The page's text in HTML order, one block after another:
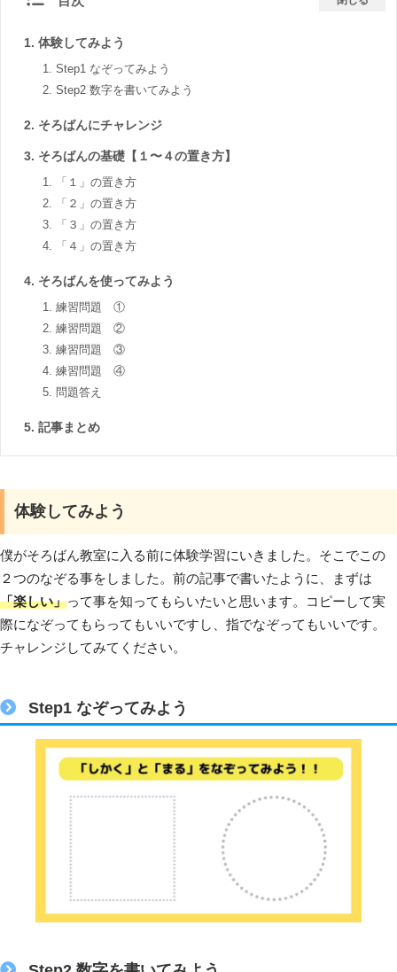
体験してみよう
Step1 なぞってみよう
Step2 数字を書いてみよう
そろばんにチャレンジ
そろばんの基礎【１〜４の置き方】
「１」の置き方
「２」の置き方
「３」の置き方
「４」の置き方
そろばんを使ってみよう
練習問題 ①
練習問題 ②
練習問題 ③
練習問題 ④
問題答え
記事まとめ
体験してみよう
僕がそろばん教室に入る前に体験学習にいきました。そこでこの
２つのなぞる事をしました。前の記事で書いたように、まずは
「楽しい」って事を知ってもらいたいと思います。コピーして実
際になぞってもらってもいいですし、指でなぞってもいいです。
チャレンジしてみてください。
Step1 なぞってみよう